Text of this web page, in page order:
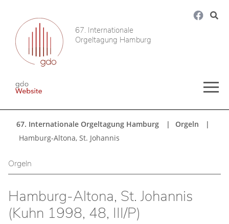
67. Internationale
Orgeltagung Hamburg
67. Internationale Orgeltagung Hamburg
Orgeln
Hamburg-Altona, St. Johannis
Orgeln
Hamburg-Altona, St. Johannis
(Kuhn 1998, 48, III/P)